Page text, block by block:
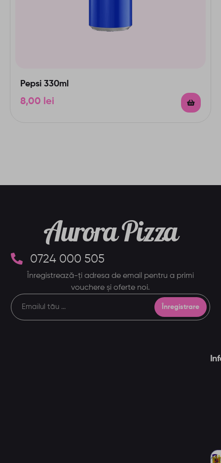
Pepsi 330ml
8,00 lei
Aurora Pizza
0724 000 505
Înregistrează-ți adresa de email pentru a primi
vouchere și oferte noi.
Înregistrare